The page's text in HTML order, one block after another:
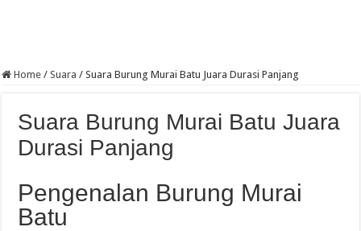
Home / Suara / Suara Burung Murai Batu Juara Durasi Panjang
Suara Burung Murai Batu Juara
Durasi Panjang
Pengenalan Burung Murai
Batu